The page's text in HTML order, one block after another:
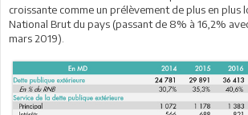
croissante comme un prélèvement de plus en plus
National Brut du pays (passant de 8% à 16,2%
mars 2019).